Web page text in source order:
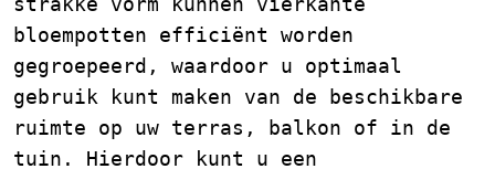
bloempotten efficiënt worden
gegroepeerd, waardoor u optimaal
gebruik kunt maken van de beschikbare
ruimte op uw terras, balkon of in de
tuin. Hierdoor kunt u een